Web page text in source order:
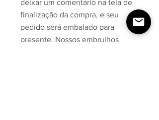
deixar um comentário na tela de
finalização da compra, e seu
pedido será embalado para
presente. Nossos embrulhos